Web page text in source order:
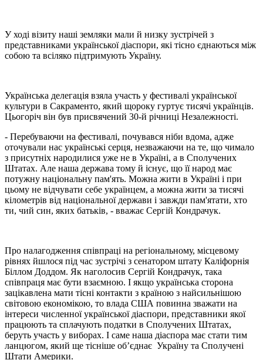
У ході візиту наші земляки мали й низку зустрічей з
представниками української діаспори, які тісно єднаються між
собою та всіляко підтримують Україну.
Українська делегація взяла участь у фестивалі української
культури в Сакраменто, який щороку гуртує тисячі українців.
Цьогоріч він був присвячений 30-й річниці Незалежності.
- Перебуваючи на фестивалі, почувався ніби вдома, адже
оточували нас українські серця, незважаючи на те, що чимало
з присутніх народилися уже не в Україні, а в Сполучених
Штатах. Але наша держава тому й існує, що її народ має
потужну національну пам'ять. Можна жити в Україні і при
цьому не відчувати себе українцем, а можна жити за тисячі
кілометрів від національної держави і завжди пам'ятати, хто
ти, чий син, яких батьків, - вважає Сергій Кондрачук.
Про налагодження співпраці на регіональному, місцевому
рівнях йшлося під час зустрічі з сенатором штату Каліфорнія
Біллом Доддом. Як наголосив Сергій Кондрачук, така
співпраця має бути взаємною. І якщо українська сторона
зацікавлена мати тісні контакти з країною з найсильнішою
світовою економікою, то влада США повинна зважати на
інтереси численної української діаспори, представники якої
працюють та сплачують податки в Сполучених Штатах,
беруть участь у виборах. І саме наша діаспора має стати тим
ланцюгом, який ще тісніше об’єднає Україну та Сполучені
Штати Америки.